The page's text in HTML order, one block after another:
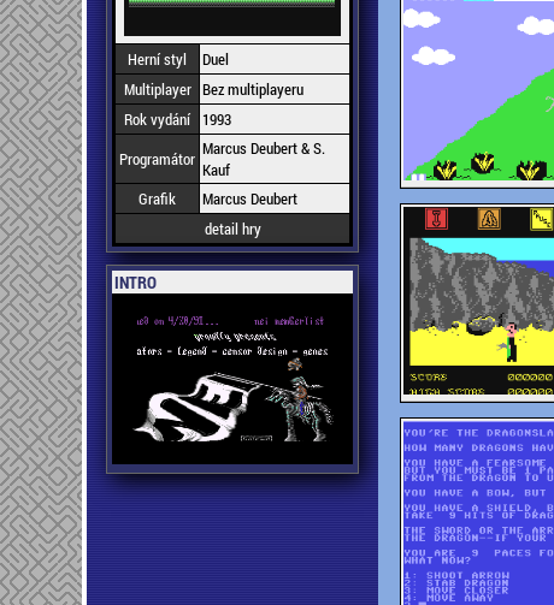
Herní styl
Duel
Multiplayer Bez multiplayeru
Rok vydání
1993
Programátor Marcus Deubert & S.
Kauf
Grafik
Marcus Deubert
detail hry
INTRO